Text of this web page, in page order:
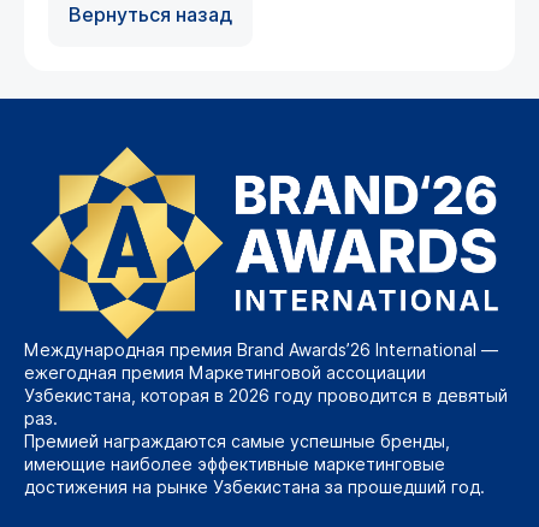
Вернуться назад
Международная премия Brand Awards’26 International —
ежегодная премия Маркетинговой ассоциации
Узбекистана, которая в 2026 году проводится в девятый
раз.
Премией награждаются самые успешные бренды,
имеющие наиболее эффективные маркетинговые
достижения на рынке Узбекистана за прошедший год.